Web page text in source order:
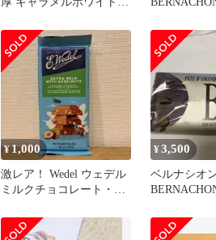
ット！
配送
¥1,000
激レア！ Wedel ウェデル
ミルクチョコレート・ヘ
¥3,500
ベルナシオ
即日配送